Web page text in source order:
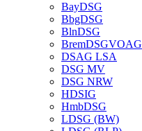
BayDSG
BbgDSG
BlnDSG
BremDSGVOAG
DSAG LSA
DSG MV
DSG NRW
HDSIG
HmbDSG
LDSG (BW)